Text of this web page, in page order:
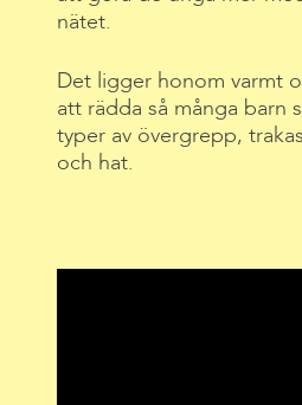
nätet.
Det ligger honom varmt
att rädda så många barn
typer av övergrepp,
och hat.